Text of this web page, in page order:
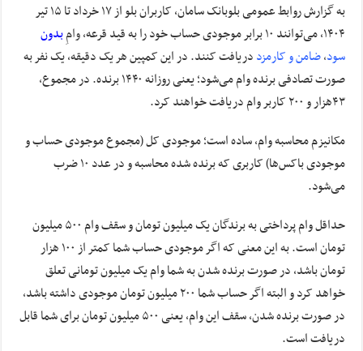
به گزارش روابط عمومیبلوبانک سامان، کاربرانبلواز۱۷خرداد تا ۱۵ تیر
۱۴۰۴،می‌توانند ۱۰برابر موجودی حساب خود را به قید قرعه،وامبدون
سود،ضامنوکارمزددریافت کنند. در این کمپینهر یک دقیقه، یک نفر به
صورت تصادفی برنده واممی‌شود؛ یعنی روزانه۱۴۴۰برنده.در مجموع،
۴۳هزار و۲۰۰کاربر وام دریافت خواهند کرد.
مکانیزم محاسبه وام، ساده است؛موجودیکل (مجموع موجودی حساب و
موجودی باکس‌ها)کاربری که برنده شدهمحاسبه و در عدد ۱۰ضرب
می‌شود.
حداقل وام پرداختی به برندگان یک میلیون تومان و سقف وام۵۰۰میلیون
تومان است. به این معنی که اگر موجودی حساب شما کمتر از۱۰۰هزار
تومان باشد،در صورت برنده شدنبهشما وام یک میلیون تومانیتعلق
خواهد کرد و البته اگر حساب شما ۲۰۰میلیون تومان موجودی داشته باشد،
در صورت برنده شدن،سقف این وام، یعنی۵۰۰میلیون تومانبرای شما قابل
دریافت است.